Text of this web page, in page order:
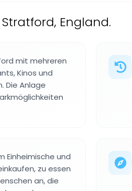
England.
mit mehreren
Kinos und
Die Anlage
Einheimische und
zu essen
an, die